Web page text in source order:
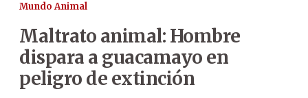
Mundo Animal
Maltrato animal: Hombre
dispara a guacamayo en
peligro de extinción